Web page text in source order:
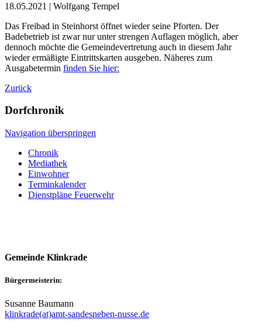
18.05.2021 | Wolfgang Tempel
Das Freibad in Steinhorst öffnet wieder seine Pforten. Der
Badebetrieb ist zwar nur unter strengen Auflagen möglich, aber
dennoch möchte die Gemeindevertretung auch in diesem Jahr
wieder ermäßigte Eintrittskarten ausgeben. Näheres zum
Ausgabetermin finden Sie hier:
Zurück
Dorfchronik
Navigation überspringen
Chronik
Mediathek
Einwohner
Terminkalender
Dienstpläne Feuerwehr
Gemeinde Klinkrade
Bürgermeisterin:
Susanne Baumann
klinkrade(at)amt-sandesneben-nusse.de